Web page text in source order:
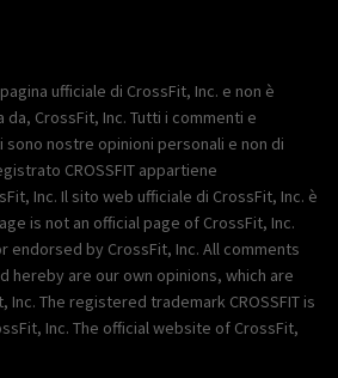
ufficiale di CrossFit, Inc. e non è
CrossFit, Inc. Tutti i commenti e
nostre opinioni personali e non di
CROSSFIT appartiene
Inc. Il sito web ufficiale di CrossFit, Inc. è
is not an official page of CrossFit, Inc.
endorsed by CrossFit, Inc. All comments
hereby are our own opinions, which are
The registered trademark CROSSFIT is
Inc. The official website of CrossFit,